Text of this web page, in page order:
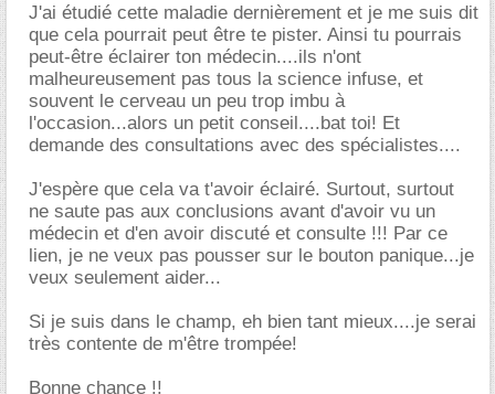
J'ai étudié cette maladie dernièrement et je me suis dit
que cela pourrait peut être te pister. Ainsi tu pourrais
peut-être éclairer ton médecin....ils n'ont
malheureusement pas tous la science infuse, et
souvent le cerveau un peu trop imbu à
l'occasion...alors un petit conseil....bat toi! Et
demande des consultations avec des spécialistes....
J'espère que cela va t'avoir éclairé. Surtout, surtout
ne saute pas aux conclusions avant d'avoir vu un
médecin et d'en avoir discuté et consulte !!! Par ce
lien, je ne veux pas pousser sur le bouton panique...je
veux seulement aider...
Si je suis dans le champ, eh bien tant mieux....je serai
très contente de m'être trompée!
Bonne chance !!